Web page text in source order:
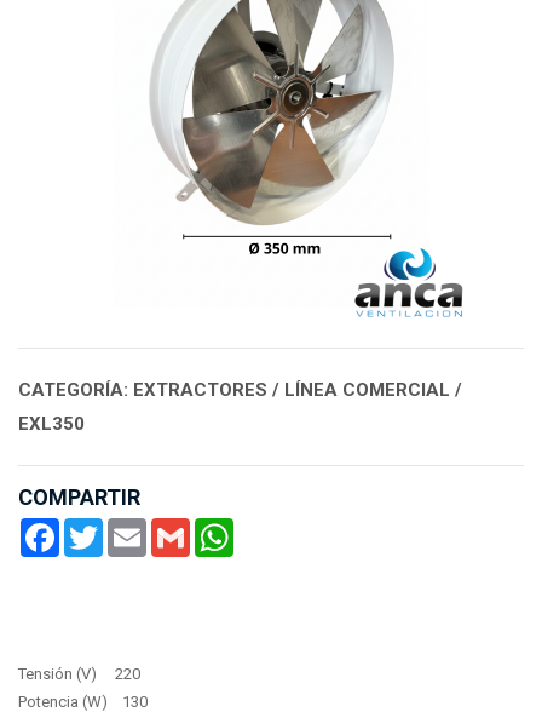
CATEGORÍA: EXTRACTORES / LÍNEA COMERCIAL /
EXL350
COMPARTIR
Facebook
Twitter Email Gmail
Tensión (V) 220
Potencia (W) 130